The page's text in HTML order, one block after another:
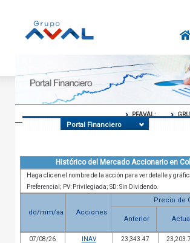
PFAVAL:
Portal Financiero
Histórico del Mercado Accionario en
Haga clic en el nombre de la acción para ver detalle y
Preferencial; PV: Privilegiada; SD: Sin Dividendo.
dd/mm/aa Acciones
Precio de
Anterior
07/08/26 INAV 23,343.47